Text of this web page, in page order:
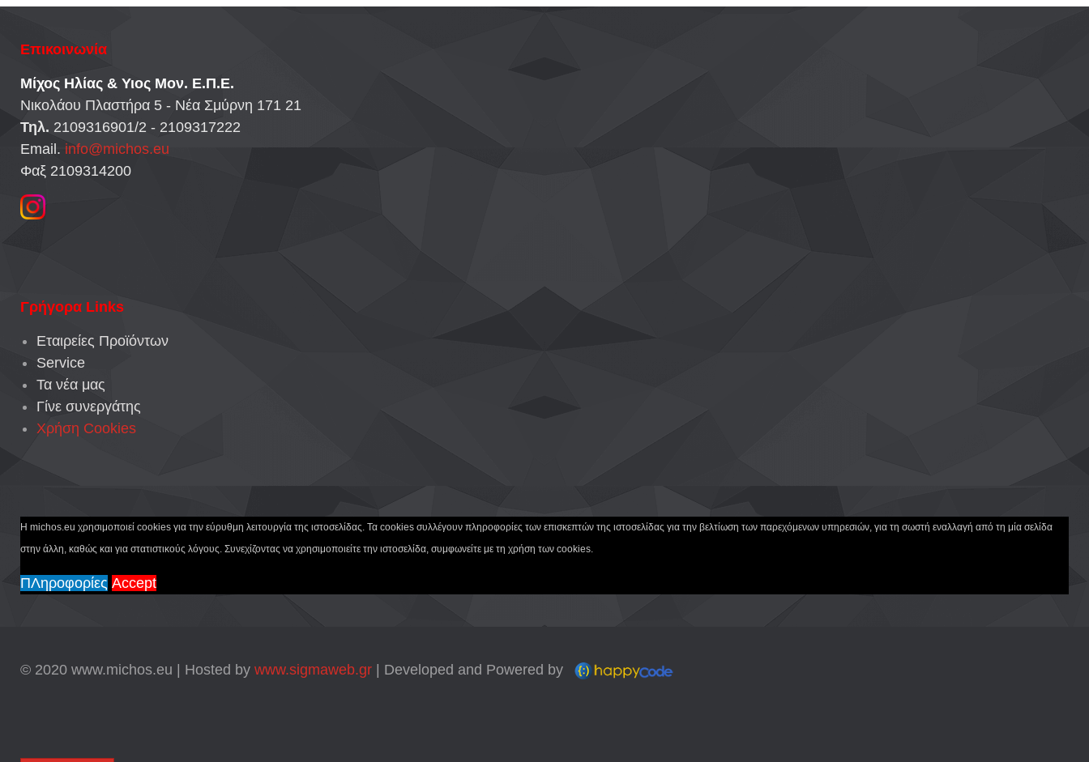
Επικοινωνία
Μίχος Ηλίας & Υιος Μον. Ε.Π.Ε.
Νικολάου Πλαστήρα 5 - Νέα Σμύρνη 171 21
Τηλ. 2109316901/2 - 2109317222
Email. info@michos.eu
Φαξ 2109314200
Γρήγορα Links
Εταιρείες Προϊόντων
Service
Τα νέα μας
Γίνε συνεργάτης
Χρήση Cookies
Η michos.eu χρησιμοποιεί cookies για την εύρυθμη λειτουργία της ιστοσελίδας. Τα cookies συλλέγουν πληροφορίες των επισκεπτών της ιστοσελίδας για την βελτίωση των παρεχόμενων υπηρεσιών, για τη σωστή εναλλαγή από τη μία σελίδα
στην άλλη, καθώς και για στατιστικούς λόγους. Συνεχίζοντας να χρησιμοποιείτε την ιστοσελίδα, συμφωνείτε με τη χρήση των cookies.
ΠΛηροφορίες Accept
© 2020 www.michos.eu | Hosted by www.sigmaweb.gr | Developed and Powered by